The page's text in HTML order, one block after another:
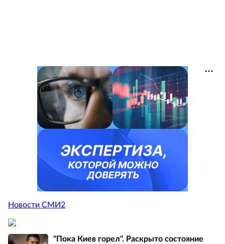
Новости СМИ2
"Пока Киев горел". Раскрыто состояние